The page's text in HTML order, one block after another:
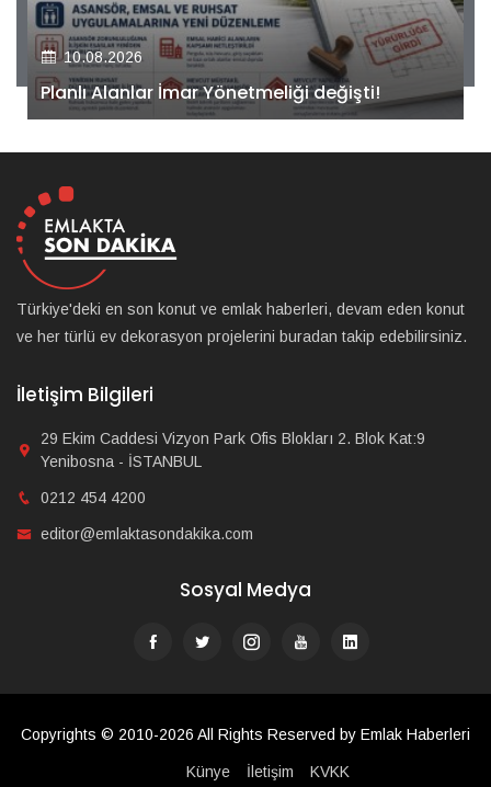
10.08.2026
Kiler GYO’dan Pendik Dolayoba projesiyle ilgili
önemli adım!
Türkiye'deki en son konut ve emlak haberleri, devam eden konut
ve her türlü ev dekorasyon projelerini buradan takip edebilirsiniz.
İletişim Bilgileri
29 Ekim Caddesi Vizyon Park Ofis Blokları 2. Blok Kat:9
Yenibosna - İSTANBUL
0212 454 4200
editor@emlaktasondakika.com
Sosyal Medya
Copyrights © 2010-2026 All Rights Reserved by Emlak Haberleri
Künye İletişim KVKK